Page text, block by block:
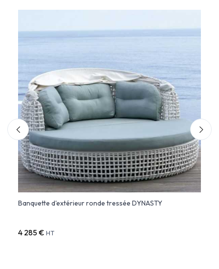
Banquette d'extérieur ronde tressée DYNASTY
4 285 € HT